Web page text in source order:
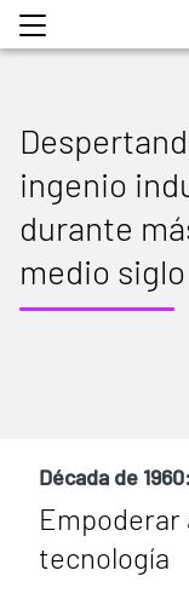
ingenio
durante
medio siglo
Década de 1960:
Empoderar
tecnología